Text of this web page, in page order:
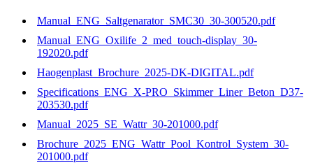
Manual_ENG_Saltgenarator_SMC30_30-300520.pdf
Manual_ENG_Oxilife_2_med_touch-display_30-
192020.pdf
Haogenplast_Brochure_2025-DK-DIGITAL.pdf
Specifications_ENG_X-PRO_Skimmer_Liner_Beton_D37-
203530.pdf
Manual_2025_SE_Wattr_30-201000.pdf
Brochure_2025_ENG_Wattr_Pool_Kontrol_System_30-
201000.pdf